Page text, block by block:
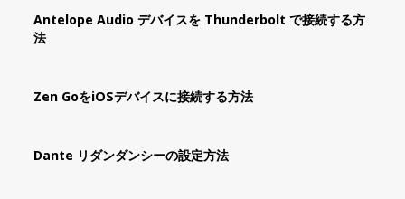
Antelope Audio デバイスを Thunderbolt で接続する方
法
Zen GoをiOSデバイスに接続する方法
Dante リダンダンシーの設定方法